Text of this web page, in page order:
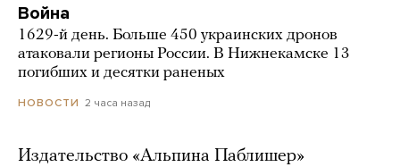
Война
1629-й день. Больше 450 украинских дронов
атаковали регионы России. В Нижнекамске 13
погибших и десятки раненых
НОВОСТИ 2 часа назад
Издательство «Альпина Паблишер»